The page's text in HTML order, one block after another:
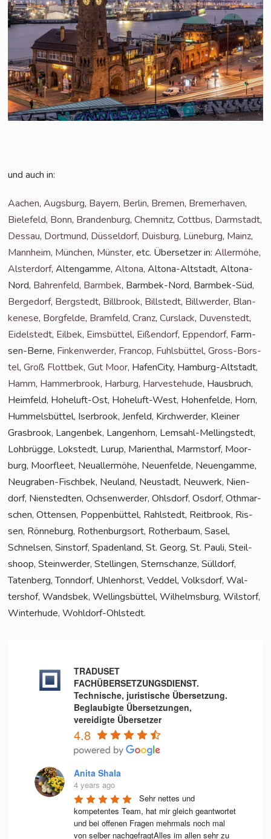
und auch in:
Aachen,Augs­burg, Bay­ern, Ber­lin, Bre­men, Bre­mer­ha­ven,
Bie­le­feld, Bonn, Bran­den­burg,Chem­nitz,Cott­bus, Darm­stadt,
Des­sau, Dort­mund, Düs­sel­dorf, Duis­burg, Lüne­burg, Mainz,
Mann­heim, Mün­chen, Müns­ter, etc. Über­set­zer in:Aller­mö­he,
Als­ter­dorf, Alten­gam­me,Alto­na, Alto­na-Alt­stadt, Alto­na-
Nord, Bah­ren­feld, Barm­bek, Barm­bek-Nord, Barm­bek-Süd,
Ber­ge­dorf, Berg­stedt, Bill­brook, Bill­stedt, Bill­wer­der, Blan­
ke­ne­se, Borg­fel­de, Bramfeld,Cranz,Curs­lack, Duven­stedt,
Eidel­stedt, Eil­bek, Eims­büt­tel, Eißen­dorf, Eppen­dorf, Farm­
sen-Ber­ne, Fin­ken­wer­der, Fran­cop, Fuhls­büt­tel,Gross-Bors­
tel,Groß Flott­bek,Gut Moor, Hafen­Ci­ty, Ham­burg-Alt­stadt,
Hamm, Ham­mer­brook, Har­burg, Har­ve­ste­hu­de, Haus­bruch,
Heim­feld, Hohe­luft-Ost, Hohe­luft-West, Hohen­fel­de, Horn,
Hum­mels­büt­tel, Iser­brook, Jen­feld, Kirch­wer­der, Klei­ner
Gras­brook, Lan­gen­bek, Lan­gen­horn, Lem­sahl-Mel­ling­s­tedt,
Loh­brüg­ge, Lok­stedt, Lurup, Mari­en­thal, Marmstorf, Moor­
burg, Moor­fleet, Neu­al­ler­mö­he, Neu­en­fel­de, Neu­en­gam­me,
Neu­gra­ben-Fisch­bek, Neu­land, Neu­stadt, Neu­werk, Nien­
dorf, Nien­sted­ten, Och­sen­wer­der, Ohls­dorf, Osdorf, Oth­mar­
schen, Otten­sen, Pop­pen­büt­tel, Rahl­stedt, Reit­brook, Ris­
sen, Rön­ne­burg, Rothen­burg­sort, Rother­baum, Sasel,
Schnel­sen, Sinstorf, Spa­den­land, St. Georg, St. Pau­li, Steil­
shoop, Stein­wer­der, Stel­lin­gen, Stern­schan­ze, Süll­dorf,
Taten­berg, Tonn­dorf, Uhlen­horst, Ved­del, Volks­dorf, Wal­
ters­hof, Wands­bek, Wel­lings­büt­tel, Wil­helms­burg, Wilstorf,
Win­ter­hu­de, Wohldorf-Ohlstedt.
TRADUSET
FACHÜBERSETZUNGSDIENST.
Technische, juristische Übersetzung.
Beglaubigte Übersetzungen,
vereidigte Übersetzer
4.8
Anita Shala
4 years ago
Sehr nettes und
kompetentes Team, hat mir gleich geantwortet
und bei offenen Fragen mehrmals noch mal
von selber nachgefragtAlles im allen sehr zu